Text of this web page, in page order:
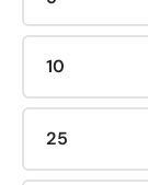
10
25